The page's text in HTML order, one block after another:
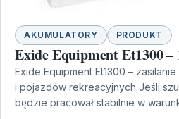
AKUMULATORY PRODUKT
Exide Equipment Et1300
Exide Equipment Et1300 –
i pojazdów rekreacyjnych Jeśli
będzie pracował stabilnie w